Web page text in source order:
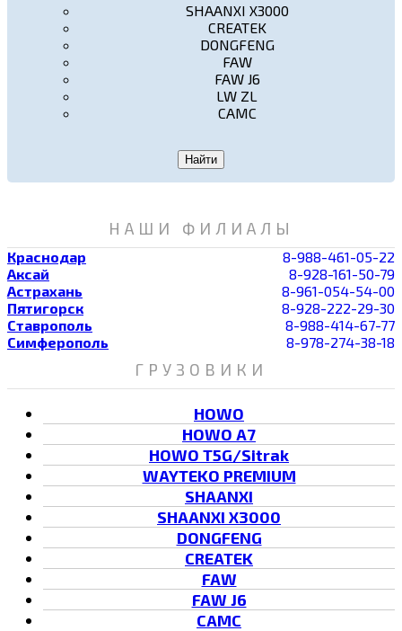
SHAANXI X3000
CREATEK
DONGFENG
FAW
FAW J6
LW ZL
CAMC
Найти
НАШИ ФИЛИАЛЫ
Краснодар
8-988-461-05-22
Аксай
8-928-161-50-79
Астрахань
8-961-054-54-00
Пятигорск
8-928-222-29-30
Ставрополь
8-988-414-67-77
Симферополь
8-978-274-38-18
ГРУЗОВИКИ
HOWO
HOWO A7
HOWO T5G/Sitrak
WAYTEKO PREMIUM
SHAANXI
SHAANXI X3000
DONGFENG
CREATEK
FAW
FAW J6
CAMC